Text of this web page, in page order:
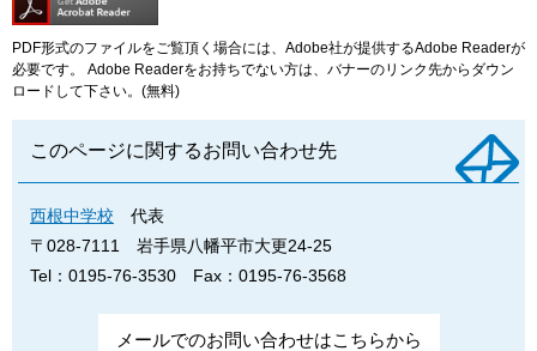
PDF形式のファイルをご覧頂く場合には、Adobe社が提供するAdobe Readerが
必要です。
Adobe Readerをお持ちでない方は、バナーのリンク先からダウン
ロードして下さい。(無料)
このページに関するお問い合わせ先
西根中学校
代表
〒028-7111
岩手県八幡平市大更24-25
Tel：0195-76-3530
Fax：0195-76-3568
メールでのお問い合わせはこちらから